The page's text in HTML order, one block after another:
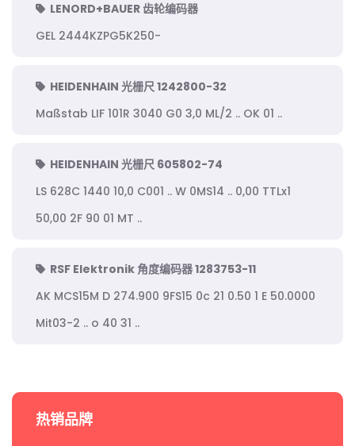
LENORD+BAUER 齿轮编码器
GEL 2444KZPG5K250-
HEIDENHAIN 光栅尺 1242800-32
Maßstab LIF 101R 3040 G0 3,0 ML/2 .. OK 01 ..
HEIDENHAIN 光栅尺 605802-74
LS 628C 1440 10,0 C001 .. W 0MS14 .. 0,00 TTLx1
50,00 2F 90 01 MT ..
RSF Elektronik 角度编码器 1283753-11
AK MCS15M D 274.900 9FS15 0c 21 0.50 1 E 50.0000
Mit03-2 .. o 40 31 ..
热销品牌